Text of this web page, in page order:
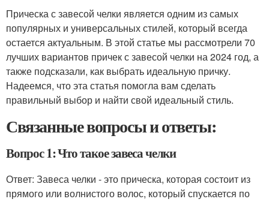
Прическа с завесой челки является одним из самых
популярных и универсальных стилей, который всегда
остается актуальным. В этой статье мы рассмотрели 70
лучших вариантов причек с завесой челки на 2024 год, а
также подсказали, как выбрать идеальную причку.
Надеемся, что эта статья помогла вам сделать
правильный выбор и найти свой идеальный стиль.
Связанные вопросы и ответы:
Вопрос 1: Что такое завеса челки
Ответ: Завеса челки - это прическа, которая состоит из
прямого или волнистого волос, который спускается по